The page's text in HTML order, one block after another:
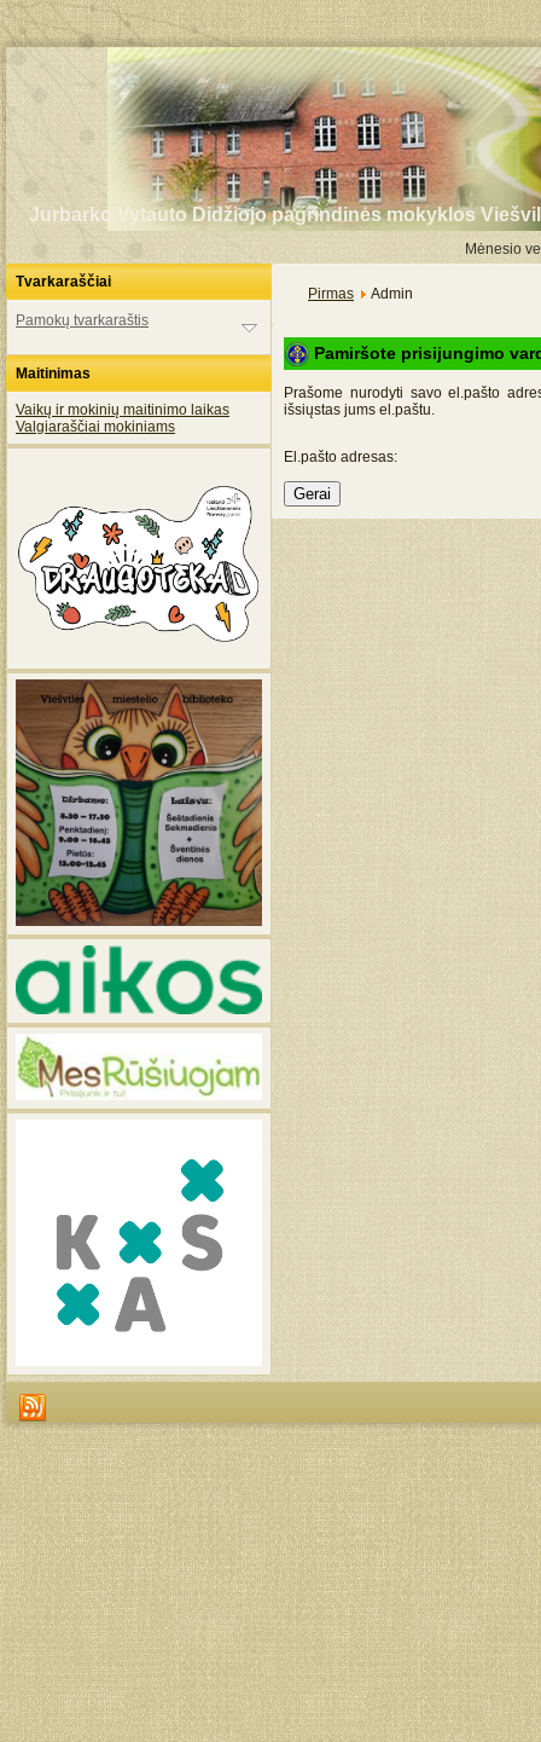
Jurbarko Vytauto Didžiojo pagrindinės mokyklos
Mėnesio
Tvarkaraščiai
Pamokų tvarkaraštis
Maitinimas
Vaikų ir mokinių maitinimo laikas
Valgiaraščiai mokiniams
Pirmas Admin
Pamiršote prisijungimo
Prašome nurodyti savo el.pašto
išsiųstas jums el.paštu.
El.pašto adresas:
Gerai